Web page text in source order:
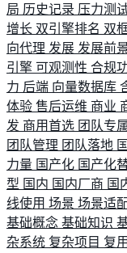
局 历史记录 压力测
增长 双引擎排名 双
向代理 发展 发展前
引擎 可观测性 合规
力 后端 向量数据库
体验 售后运维 商业
发 商用首选 团队专
团队管理 团队落地
力量 国产化 国产化
型 国内 国内厂商 国
线使用 场景 场景适
基础概念 基础知识
杂系统 复杂项目 复用